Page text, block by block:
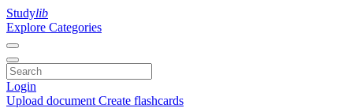
Studylib
Explore Categories
Login
Upload document Create flashcards